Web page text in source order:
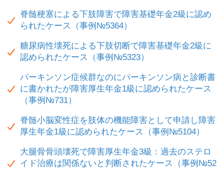
脊髄梗塞による下肢障害で障害基礎年金2級に認め
られたケース（事例№5364）
糖尿病性壊死による下肢切断で障害基礎年金2級に
認められたケース（事例№5323）
パーキンソン症候群なのにパーキンソン病と診断書
に書かれたが障害厚生年金1級に認められたケース
（事例№731）
脊髄小脳変性症を肢体の機能障害として申請し障害
厚生年金1級に認められたケース（事例№5104）
大腿骨骨頭壊死で障害厚生年金3級：過去のステロ
イド治療は関係ないと判断されたケース（事例№52